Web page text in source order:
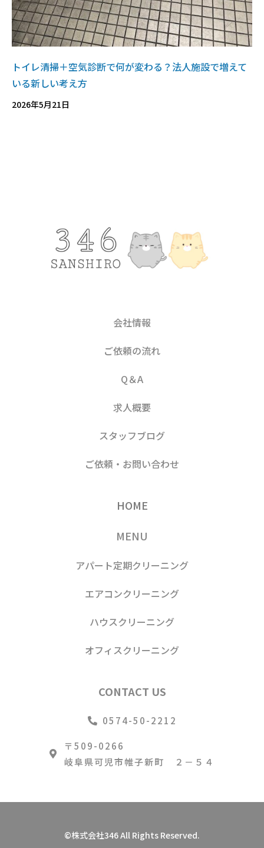
トイレ清掃＋空気診断で何が変わる？法人施設で増えて
いる新しい考え方
2026年5月21日
会社情報
ご依頼の流れ
Q＆A
求人概要
スタッフブログ
ご依頼・お問い合わせ
HOME
MENU
アパート定期クリーニング
エアコンクリーニング
ハウスクリーニング
オフィスクリーニング
CONTACT US
0574-50-2212
〒509-0266
岐阜県可児市帷子新町 ２－５４
©株式会社346 All Rights Reserved.